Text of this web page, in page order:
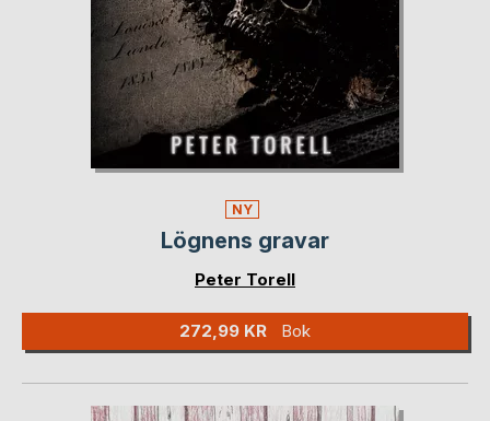
NY
Lögnens gravar
Peter Torell
272,99 KR Bok